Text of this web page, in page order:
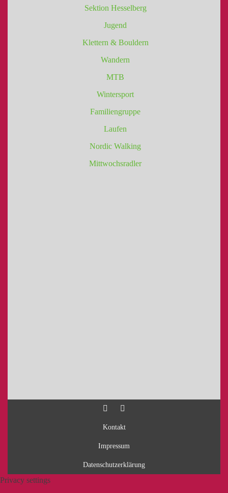
Sektion Hesselberg
Jugend
Klettern & Bouldern
Wandern
MTB
Wintersport
Familiengruppe
Laufen
Nordic Walking
Mittwochsradler
Kontakt
Impressum
Datenschutzerklärung
Privacy settings